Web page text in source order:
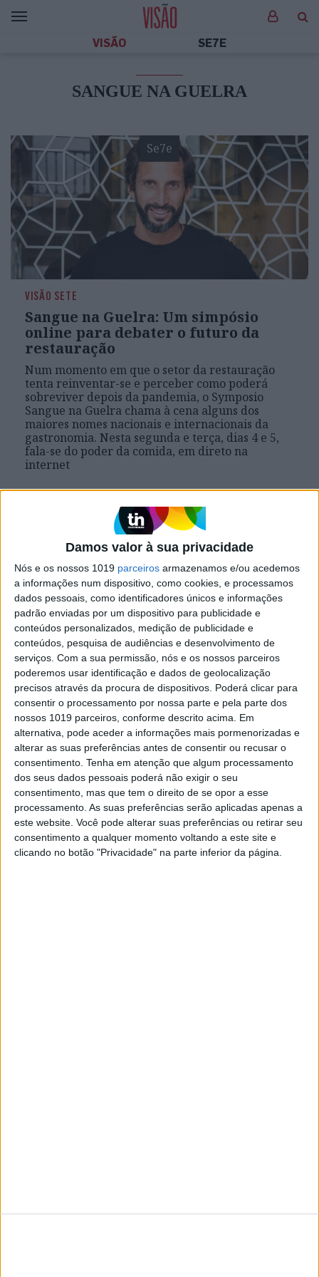
Damos valor à sua privacidade
Nós e os nossos 1019 parceiros armazenamos e/ou acedemos
a informações num dispositivo, como cookies, e processamos
dados pessoais, como identificadores únicos e informações
padrão enviadas por um dispositivo para publicidade e
conteúdos personalizados, medição de publicidade e
conteúdos, pesquisa de audiências e desenvolvimento de
serviços. Com a sua permissão, nós e os nossos parceiros
poderemos usar identificação e dados de geolocalização
precisos através da procura de dispositivos. Poderá clicar para
consentir o processamento por nossa parte e pela parte dos
nossos 1019 parceiros, conforme descrito acima. Em
alternativa, pode aceder a informações mais pormenorizadas e
alterar as suas preferências antes de consentir ou recusar o
consentimento. Tenha em atenção que algum processamento
dos seus dados pessoais poderá não exigir o seu
consentimento, mas que tem o direito de se opor a esse
processamento. As suas preferências serão aplicadas apenas a
este website. Você pode alterar suas preferências ou retirar seu
consentimento a qualquer momento voltando a este site e
clicando no botão "Privacidade" na parte inferior da página.
VISÃO SE7E
SANGUE NA GUELRA
Se7e
VISÃO SETE
Sangue na Guelra: Um simpósio
online para debater o futuro da
restauração
Num momento em que o setor da restauração
tenta reinventar-se e perceber como poderá
sobreviver depois da pandemia, o Symposio
Sangue na Guelra chama à cena alguns dos
maiores nomes nacionais e internacionais da
gastronomia. Nesta segunda e terça, dias 4 e 5,
fala-se do poder da comida, em direto na
internet
Se7e
VISÃO SETE
O festival gastronómico que quer
homenagear o Alentejo
22 chefes nacionais e internacionais vão passar
pelo Alentejo Food & Soul, em Estremoz, para
cozinhar pratos inspirados na gastronomia da
região
Se7e